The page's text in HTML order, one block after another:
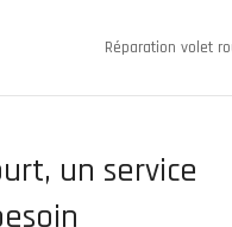
Réparation volet
un service